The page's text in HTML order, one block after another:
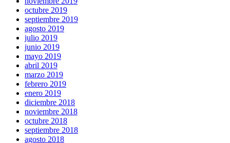
octubre 2019
septiembre 2019
agosto 2019
julio 2019
junio 2019
mayo 2019
abril 2019
marzo 2019
febrero 2019
enero 2019
diciembre 2018
noviembre 2018
octubre 2018
septiembre 2018
agosto 2018